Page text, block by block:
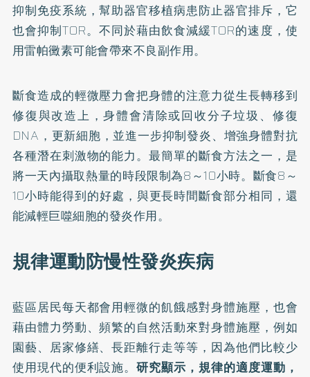
抑制免疫系統，幫助器官移植病患防止器官排斥，它
也會抑制TOR。不同於藉由飲食減緩TOR的速度，使
用雷帕黴素可能會帶來不良副作用。
斷食造成的輕微壓力會把身體的注意力從生長轉移到
修復與改造上，身體會清除或回收分子垃圾、修復
DNA，更新細胞，並進一步抑制發炎、增強身體對抗
各種潛在刺激物的能力。最簡單的斷食方法之一，是
將一天內攝取熱量的時段限制為8～10小時。斷食8～
10小時能得到的好處，與更長時間斷食部分相同，還
能減輕巨噬細胞的發炎作用。
規律運動防慢性發炎疾病
藍區居民每天都會用輕微的飢餓感對身體施壓，也會
藉由體力勞動、頻繁的自然活動來對身體施壓，例如
園藝、居家修繕、長距離行走等等，因為他們比較少
使用現代的便利設施。研究顯示，規律的適度運動，